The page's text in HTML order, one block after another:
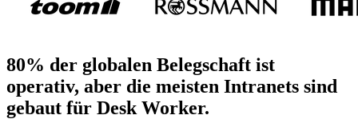
80% der globalen Belegschaft ist
operativ, aber die meisten Intranets sind
gebaut für Desk Worker.